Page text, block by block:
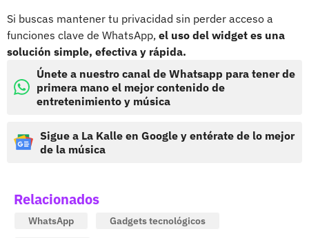
Si buscas mantener tu privacidad sin perder acceso a
funciones clave de WhatsApp, el uso del widget es una
solución simple, efectiva y rápida.
Únete a nuestro canal de Whatsapp para tener de
primera mano el mejor contenido de
entretenimiento y música
Sigue a La Kalle en Google y entérate de lo mejor
de la música
Relacionados
WhatsApp
Gadgets tecnológicos